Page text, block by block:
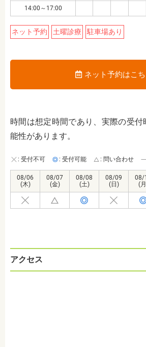
14:00～17:00
ネット予約 土曜診療 駐車場あり
ネット予約はこ
時間は想定時間であり、実際の受
能性があります。
: 受付不可 : 受付可能 : 問い合わせ
08/06
(木)
08/07
(金)
08/08
(土)
08/09
(日)
08/
(
アクセス